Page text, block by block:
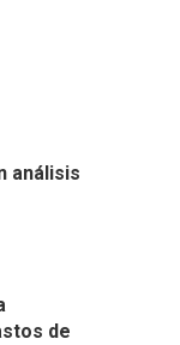
análisis
de